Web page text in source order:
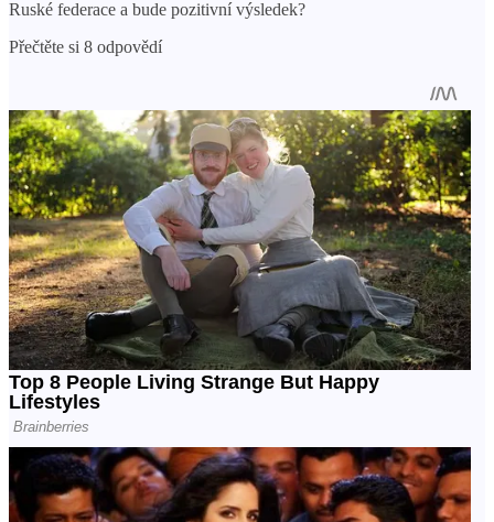
Ruské federace a bude pozitivní výsledek?
Přečtěte si 8 odpovědí